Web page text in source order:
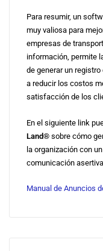
Para resumir, un
muy valiosa para
empresas de
información, permite
de generar un
a reducir los costos
satisfacción de los
En el siguiente link
Land®sobre cómo
la organización con
comunicación
Manual de Anuncios